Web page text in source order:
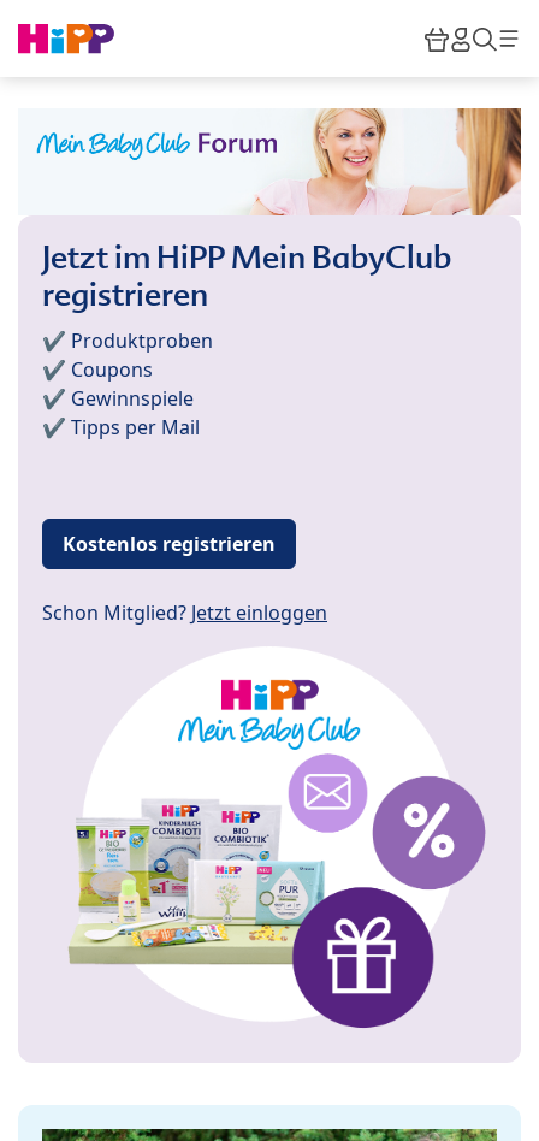
HiPP
Jetzt im HiPP Mein BabyClub
registrieren
✔️ Produktproben
✔️ Coupons
✔️ Gewinnspiele
✔️ Tipps per Mail
Kostenlos registrieren
Schon Mitglied? Jetzt einloggen